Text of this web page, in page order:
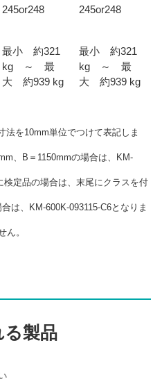
245or248 245or248
最小 約321
kg ～ 最
大 約939 kg
最小 約321
kg ～ 最
大 約939 kg
を10mm単位でつけて表記しま
、B＝1150mmの場合は、KM-
検定品の場合は、末尾にクラスを付
は、KM-600K-093115-C6となりま
ん。
る製品